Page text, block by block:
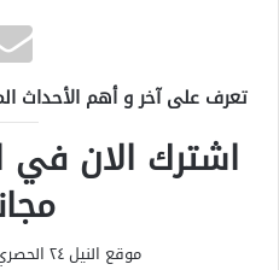
تعرف على آخر و أهم الأحداث
اشترك الان في
موقع النيل ٢٤ الحصري علي مدار الساعة